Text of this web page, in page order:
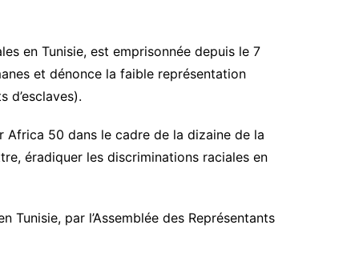
en Tunisie, est emprisonnée depuis le 7
et dénonce la faible représentation
d’esclaves).
Africa 50 dans le cadre de la dizaine de la
éradiquer les discriminations raciales en
Tunisie, par l’Assemblée des Représentants